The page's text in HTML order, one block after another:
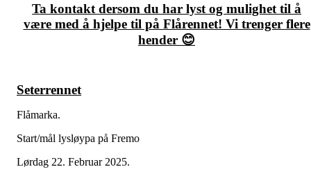
Ta kontakt dersom du har lyst og mulighet til å
være med å hjelpe til på Flårennet! Vi trenger flere
hender 😊
Seterrennet
Flåmarka.
Start/mål lysløypa på Fremo
Lørdag 22. Februar 2025.